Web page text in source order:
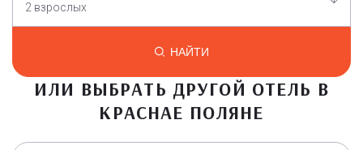
2 взрослых
НАЙТИ
ИЛИ ВЫБРАТЬ ДРУГОЙ ОТЕЛЬ В
КРАСНАЕ ПОЛЯНЕ